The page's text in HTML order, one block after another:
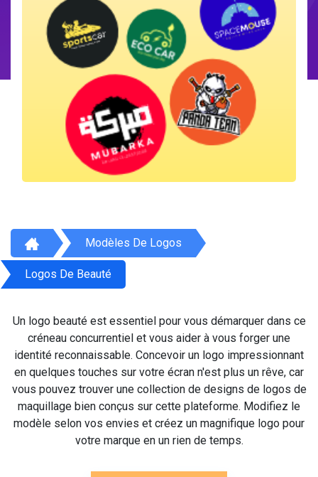
Modèles De Logos
Logos De Beauté
Un logo beauté est essentiel pour vous démarquer dans ce
créneau concurrentiel et vous aider à vous forger une
identité reconnaissable. Concevoir un logo impressionnant
en quelques touches sur votre écran n'est plus un rêve, car
vous pouvez trouver une collection de designs de logos de
maquillage bien conçus sur cette plateforme. Modifiez le
modèle selon vos envies et créez un magnifique logo pour
votre marque en un rien de temps.